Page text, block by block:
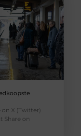
on X (Twitter)
Share on